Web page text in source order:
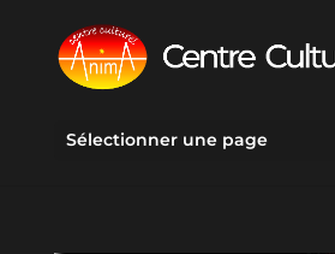
Sélectionner une page